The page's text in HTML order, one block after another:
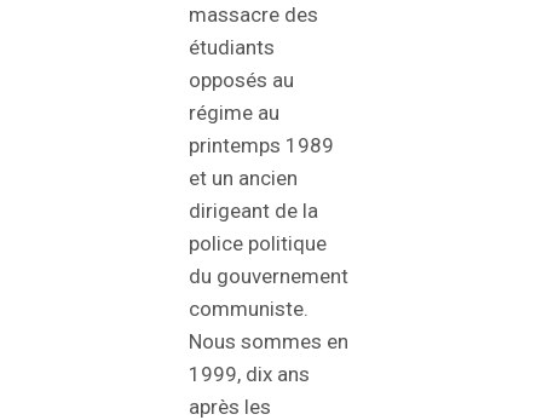
massacre des
étudiants
opposés au
régime au
printemps 1989
et un ancien
dirigeant de la
police politique
du gouvernement
communiste.
Nous sommes en
1999, dix ans
après les